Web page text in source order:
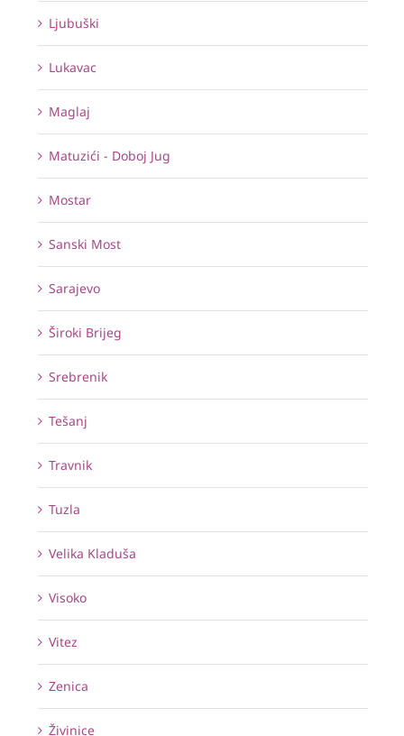
Ljubuški
Lukavac
Maglaj
Matuzići - Doboj Jug
Mostar
Sanski Most
Sarajevo
Široki Brijeg
Srebrenik
Tešanj
Travnik
Tuzla
Velika Kladuša
Visoko
Vitez
Zenica
Živinice